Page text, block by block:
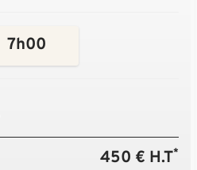
7h00
450 € H.T*